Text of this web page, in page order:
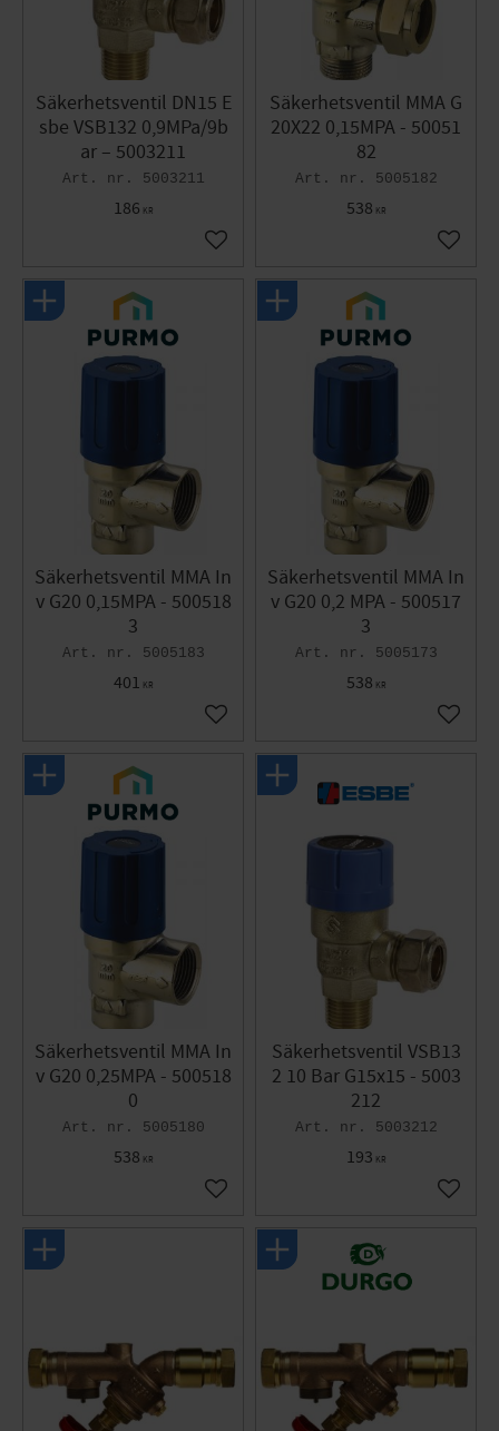
Säkerhetsventil DN15 E
sbe VSB132 0,9MPa/9b
ar – 5003211
5003211
186 KR
Gem som favorit
Säkerhetsventil MMA G
20X22 0,15MPA - 50051
82
5005182
538 KR
Gem
Säkerhetsventil MMA In
v G20 0,15MPA - 500518
3
5005183
401 KR
Gem som favorit
Säkerhetsventil MMA In
v G20 0,2 MPA - 500517
3
5005173
538 KR
Gem
Säkerhetsventil MMA In
v G20 0,25MPA - 500518
0
5005180
538 KR
Gem som favorit
Säkerhetsventil VSB13
2 10 Bar G15x15 - 5003
212
5003212
193 KR
Gem